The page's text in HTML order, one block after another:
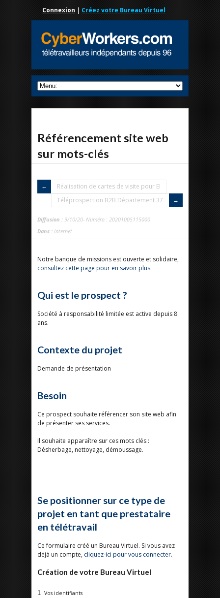
Connexion | Créez votre Bureau Virtuel
Référencement site web
sur mots-clés
Réalisation de cartes de visite pour EI
Téléprospection B2B Département 37
Diffusion : 9/10/20- Numéro : 20201005115000
Dans : Internet
Notre banque de missions est ouverte et solidaire,
consultez cette page pour en savoir plus.
Qui est le prospect ?
Société à responsabilité limitée est active depuis 8
ans.
Contexte du projet
Demande de présentation
Besoin
Ce prospect souhaite référencer son site web afin
de présenter ses services.
Il souhaite apparaître sur ces mots clés :
Désherbage, nettoyage, démoussage.
Se positionner sur ce type de
projet en tant que prestataire
en télétravail
Ce formulaire créé un Bureau Virtuel. Si vous avez
déjà un compte, cliquez-ici pour vous connecter.
Création de votre Bureau Virtuel
1 Vos identifiants